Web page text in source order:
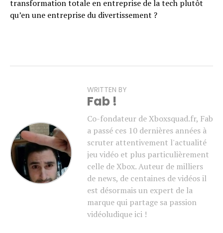
transformation totale en entreprise de la tech plutôt
qu’en une entreprise du divertissement ?
WRITTEN BY
Fab !
Co-fondateur de Xboxsquad.fr, Fab
a passé ces 10 dernières années à
scruter attentivement l'actualité
jeu vidéo et plus particulièrement
celle de Xbox. Auteur de milliers
de news, de centaines de vidéos il
est désormais un expert de la
marque qui partage sa passion
vidéoludique ici !